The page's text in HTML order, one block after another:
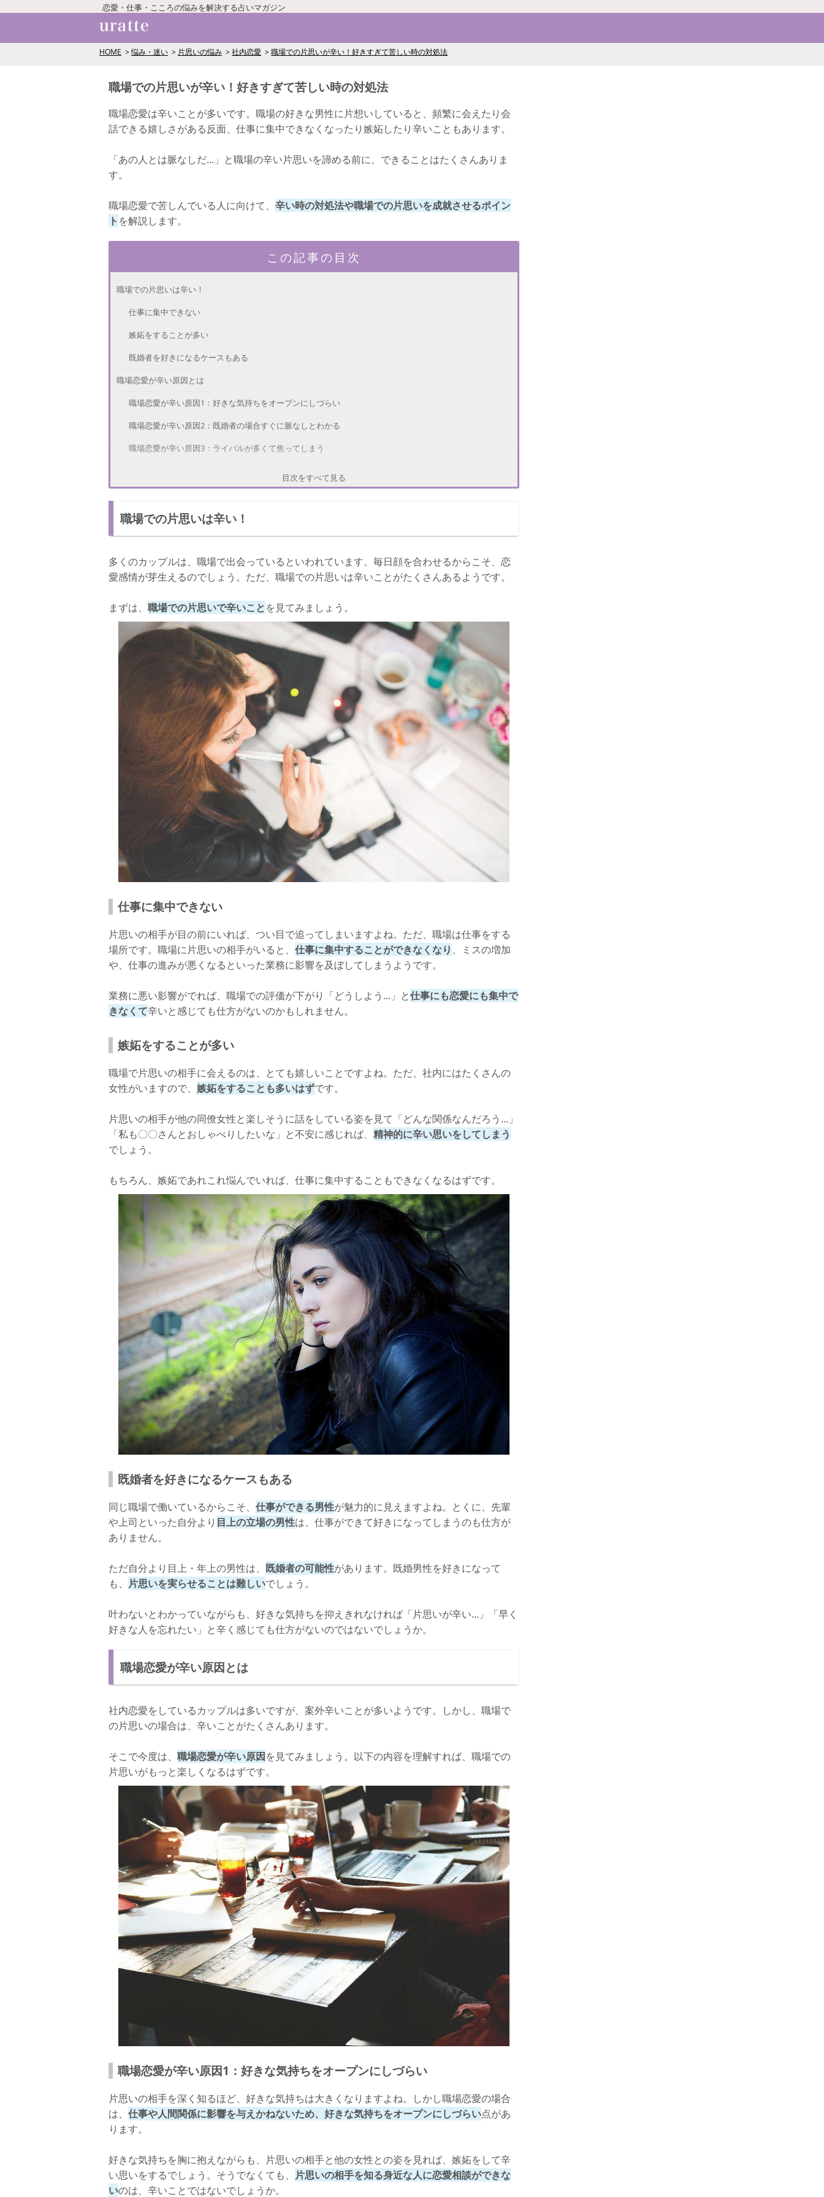
恋愛・仕事・こころの悩みを解決する占いマガジン
HOME 悩み・迷い 片思いの悩み 社内恋愛 職場での片思いが辛い！好きすぎて苦しい時の対処法
職場での片思いが辛い！好きすぎて苦しい時の対処法
職場恋愛は辛いことが多いです。職場の好きな男性に片想いしていると、頻繁に会えたり会
話できる嬉しさがある反面、仕事に集中できなくなったり嫉妬したり辛いこともあります。
「あの人とは脈なしだ...」と職場の辛い片思いを諦める前に、できることはたくさんありま
す。
職場恋愛で苦しんでいる人に向けて、 辛い時の対処法や職場での片思いを成就させるポイン
ト を解説します。
この記事の目次
職場での片思いは辛い！
仕事に集中できない
嫉妬をすることが多い
既婚者を好きになるケースもある
職場恋愛が辛い原因とは
職場恋愛が辛い原因1：好きな気持ちをオープンにしづらい
職場恋愛が辛い原因2：既婚者の場合すぐに脈なしとわかる
職場恋愛が辛い原因3：ライバルが多くて焦ってしまう
見分け方1：好きな人と目が合うことが多いか
見分け方2：好きな人の視線を感じることが多いか
見分け方3：好きな人から接してくれることが多いか
見分け方4：自分の変化に気づいていくれるか
見分け方5：仕事面や体調面で気遣ってくれるか
見分け方6：職場や仕事関係以外の質問をされるか
見分け方7：悩み相談を聞いてくれる・相談をしてくれるか
見分け方8：勤務時間外で連絡をくれるか
見分け方9：食事やデートに誘ってくれるか
職場での片思い！好きな人への上手なアプローチ方法
上手なアプローチ方法1：笑顔を絶やさない
上手なアプローチ方法2：毎日の挨拶を心がける
上手なアプローチ方法3：女性らしい気配りをする
上手なアプローチ方法4：仕事のことで程よく頼る
上手なアプローチ方法5：好きな人の仕事面でサポートをする
上手なアプローチ方法6：仕事がひと段落したときに労う
上手なアプローチ方法7：好きな人のことを褒める
上手なアプローチ方法8：遊びや食事に誘ってみる
上手なアプローチ方法10：他の社員と同じように接する
職場で片思いをしているときに気をつけること
気をつけること1：同僚に対して過度な嫉妬をしない
気をつけること2：職場で好きな人を特別扱いしない
気をつけること3：職場で愚痴をいわない
気をつけること5：職場で過度なアプローチをしない
ポイント1：職場恋愛をポジティブに捉える
ポイント2：全力で片思いを楽しむ
ポイント3：告白をして気持ちにけじめをつける
ポイント4：恋愛以外のことに集中する
職場での片思いを諦める必要はない！アプローチしよう
目次をすべて見る
職場での片思いは辛い！
多くのカップルは、職場で出会っているといわれています。毎日顔を合わせるからこそ、恋
愛感情が芽生えるのでしょう。ただ、職場での片思いは辛いことがたくさんあるようです。
まずは、 職場での片思いで辛いことを見てみましょう。
仕事に集中できない
片思いの相手が目の前にいれば、つい目で追ってしまいますよね。ただ、職場は仕事をする
場所です。職場に片思いの相手がいると、 仕事に集中することができなくなり 、ミスの増加
や、仕事の進みが悪くなるといった業務に影響を及ぼしてしまうようです。
業務に悪い影響がでれば、職場での評価が下がり「どうしよう...」と仕事にも恋愛にも集中で
きなくて辛いと感じても仕方がないのかもしれません。
嫉妬をすることが多い
職場で片思いの相手に会えるのは、とても嬉しいことですよね。ただ、社内にはたくさんの
女性がいますので、 嫉妬をすることも多いはずです。
片思いの相手が他の同僚女性と楽しそうに話をしている姿を見て「どんな関係なんだろう...」
「私も〇〇さんとおしゃべりしたいな」と不安に感じれば、 精神的に辛い思いをしてしまう
でしょう。
もちろん、嫉妬であれこれ悩んでいれば、仕事に集中することもできなくなるはずです。
既婚者を好きになるケースもある
同じ職場で働いているからこそ、 仕事ができる男性が魅力的に見えますよね。とくに、先輩
や上司といった自分より 目上の立場の男性は、仕事ができて好きになってしまうのも仕方が
ありません。
ただ自分より目上・年上の男性は、 既婚者の可能性があります。既婚男性を好きになって
も、 片思いを実らせることは難しいでしょう。
叶わないとわかっていながらも、好きな気持ちを抑えきれなければ「片思いが辛い...」「早く
好きな人を忘れたい」と辛く感じても仕方がないのではないでしょうか。
職場恋愛が辛い原因とは
社内恋愛をしているカップルは多いですが、案外辛いことが多いようです。しかし、職場で
の片思いの場合は、辛いことがたくさんあります。
そこで今度は、 職場恋愛が辛い原因を見てみましょう。以下の内容を理解すれば、職場での
片思いがもっと楽しくなるはずです。
職場恋愛が辛い原因1：好きな気持ちをオープンにしづらい
片思いの相手を深く知るほど、好きな気持ちは大きくなりますよね。しかし職場恋愛の場合
は、 仕事や人間関係に影響を与えかねないため、好きな気持ちをオープンにしづらい点があ
ります。
好きな気持ちを胸に抱えながらも、片思いの相手と他の女性との姿を見れば、嫉妬をして辛
い思いをするでしょう。そうでなくても、 片思いの相手を知る身近な人に恋愛相談ができな
いのは、辛いことではないでしょうか。